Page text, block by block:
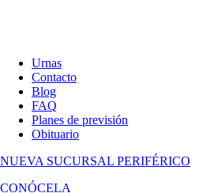
Urnas
Contacto
Blog
FAQ
Planes de previsión
Obituario
NUEVA SUCURSAL PERIFÉRICO
CONÓCELA